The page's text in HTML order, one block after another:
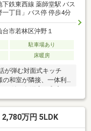
下鉄東西線 薬師堂駅 バス
一丁目」バス停 停歩4分
台市若林区沖野１
駐車場あり
床暖房
が弾む対面式キッチ
の和室が隣接、一体利
2018年給湯器交換・
食洗機・IHコンロ▼周
・仙台市立沖野中
徒歩4分(約260m)■ ご
万円 5LDK